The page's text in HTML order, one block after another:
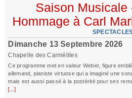
Saison Musicale
Hommage à Carl
Dimanche 13 Septembre 2026
Chapelle des Carmélites
Ce programme met en valeur Weber, figure
allemand, pianiste virtuose qui a imaginé une
mais est aussi passé à la postérité pour ses
[...]